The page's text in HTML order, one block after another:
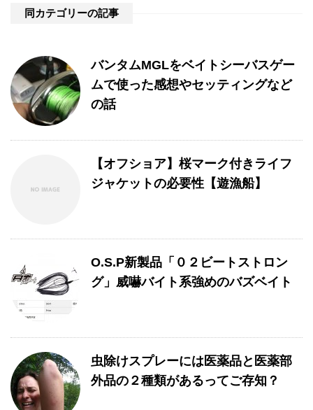
同カテゴリーの記事
バンタムMGLをベイトシーバスゲー
ムで使った感想やセッティングなど
の話
【オフショア】桜マーク付きライフ
ジャケットの必要性【遊漁船】
O.S.P新製品「０２ビートストロン
グ」威嚇バイト系強めのバズベイト
虫除けスプレーには医薬品と医薬部
外品の２種類があるってご存知？